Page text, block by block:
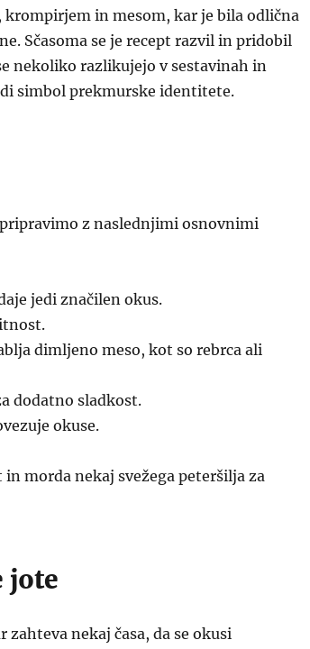
in mesom, kar je bila odlična
Sčasoma se je recept razvil in pridobil
nekoliko razlikujejo v sestavinah in
simbol prekmurske identitete.
z naslednjimi osnovnimi
jedi značilen okus.
dimljeno meso, kot so rebrca ali
dodatno sladkost.
okuse.
morda nekaj svežega peteršilja za
jote
nekaj časa, da se okusi